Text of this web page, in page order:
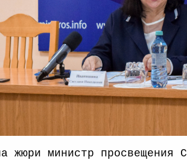
жюри министр просвещения